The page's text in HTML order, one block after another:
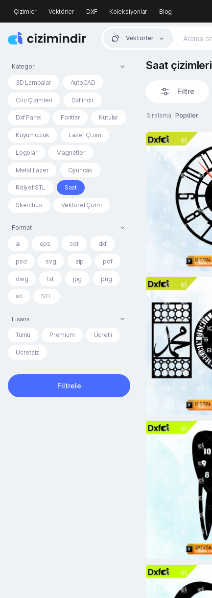
Çizimler Vektörler DXF Koleksiyonlar Blog
Vektörler
Kategori
3D Lambalar AutoCAD
Cnc Çizimleri Dxf indir
Dxf Panel Fontlar Kutular
Kuyumculuk Lazer Çizim
Logolar Magnetler
Metal Lazer Oyuncak
Rölyef STL Saat
Sketchup Vektörel Çizim
Format
ai eps cdr dxf
psd svg zip pdf
dwg txt jpg png
stl STL
Lisans
Tümü Premium Ücretli
Ücretsiz
Filtrele
Saat çizimleri
Filtre
Sıralama Popüler